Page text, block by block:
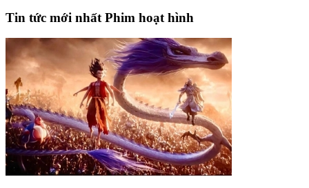
Tin tức mới nhất Phim hoạt hình